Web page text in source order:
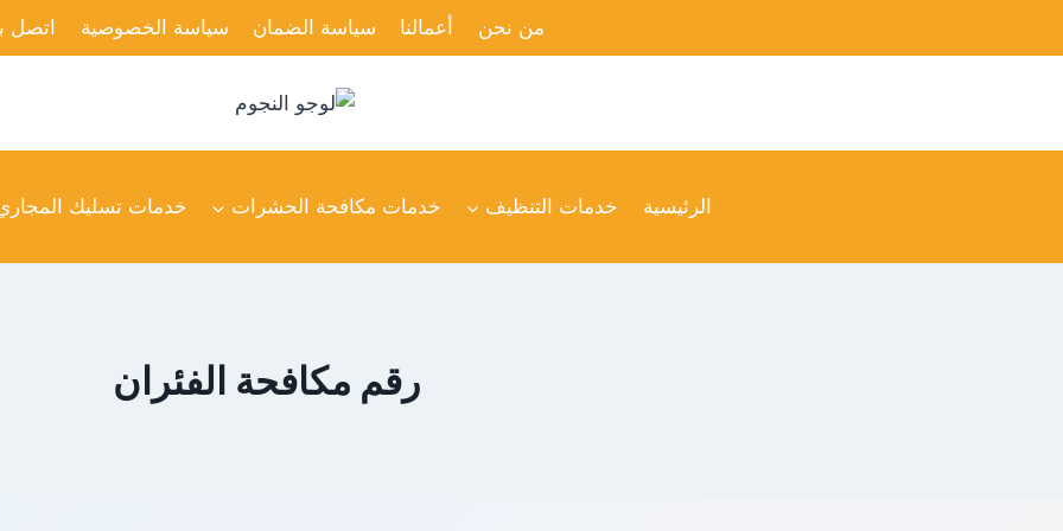
من نحن أعمالنا سياسة الضمان سياسة الخصوصية اتصل
الرئيسية خدمات التنظيف خدمات مكافحة الحشرات خدمات تسليك
رقم مكافحة الفئران